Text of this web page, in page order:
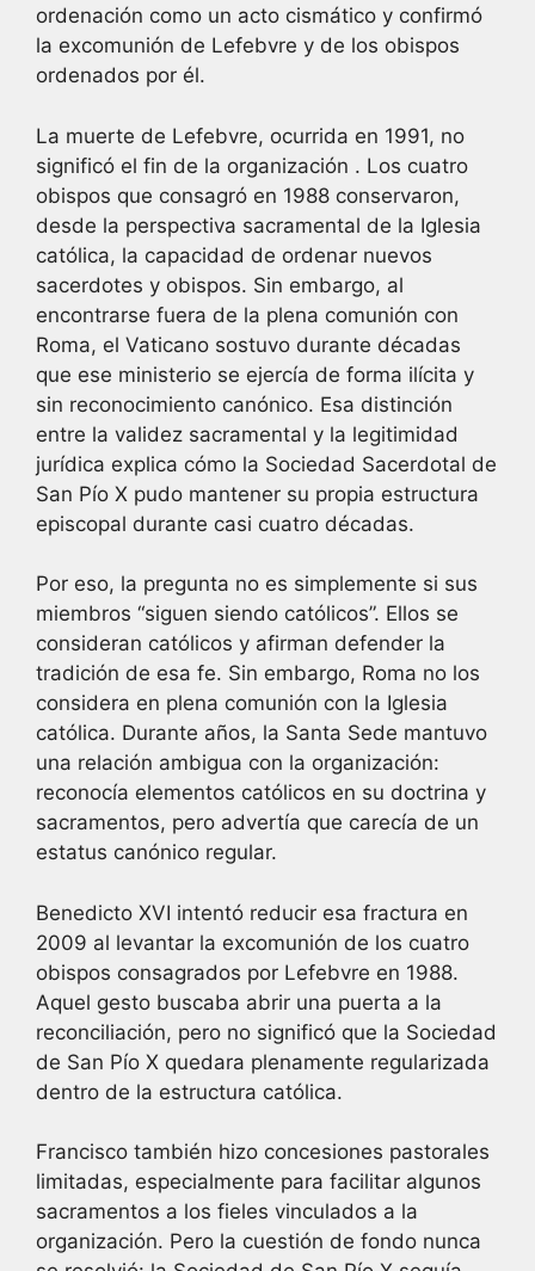
ordenación como un acto cismático y confirmó
la excomunión de Lefebvre y de los obispos
ordenados por él.
La muerte de Lefebvre, ocurrida en 1991, no
significó el fin de la organización . Los cuatro
obispos que consagró en 1988 conservaron,
desde la perspectiva sacramental de la Iglesia
católica, la capacidad de ordenar nuevos
sacerdotes y obispos. Sin embargo, al
encontrarse fuera de la plena comunión con
Roma, el Vaticano sostuvo durante décadas
que ese ministerio se ejercía de forma ilícita y
sin reconocimiento canónico. Esa distinción
entre la validez sacramental y la legitimidad
jurídica explica cómo la Sociedad Sacerdotal de
San Pío X pudo mantener su propia estructura
episcopal durante casi cuatro décadas.
Por eso, la pregunta no es simplemente si sus
miembros “siguen siendo católicos”. Ellos se
consideran católicos y afirman defender la
tradición de esa fe. Sin embargo, Roma no los
considera en plena comunión con la Iglesia
católica. Durante años, la Santa Sede mantuvo
una relación ambigua con la organización:
reconocía elementos católicos en su doctrina y
sacramentos, pero advertía que carecía de un
estatus canónico regular.
Benedicto XVI intentó reducir esa fractura en
2009 al levantar la excomunión de los cuatro
obispos consagrados por Lefebvre en 1988.
Aquel gesto buscaba abrir una puerta a la
reconciliación, pero no significó que la Sociedad
de San Pío X quedara plenamente regularizada
dentro de la estructura católica.
Francisco también hizo concesiones pastorales
limitadas, especialmente para facilitar algunos
sacramentos a los fieles vinculados a la
organización. Pero la cuestión de fondo nunca